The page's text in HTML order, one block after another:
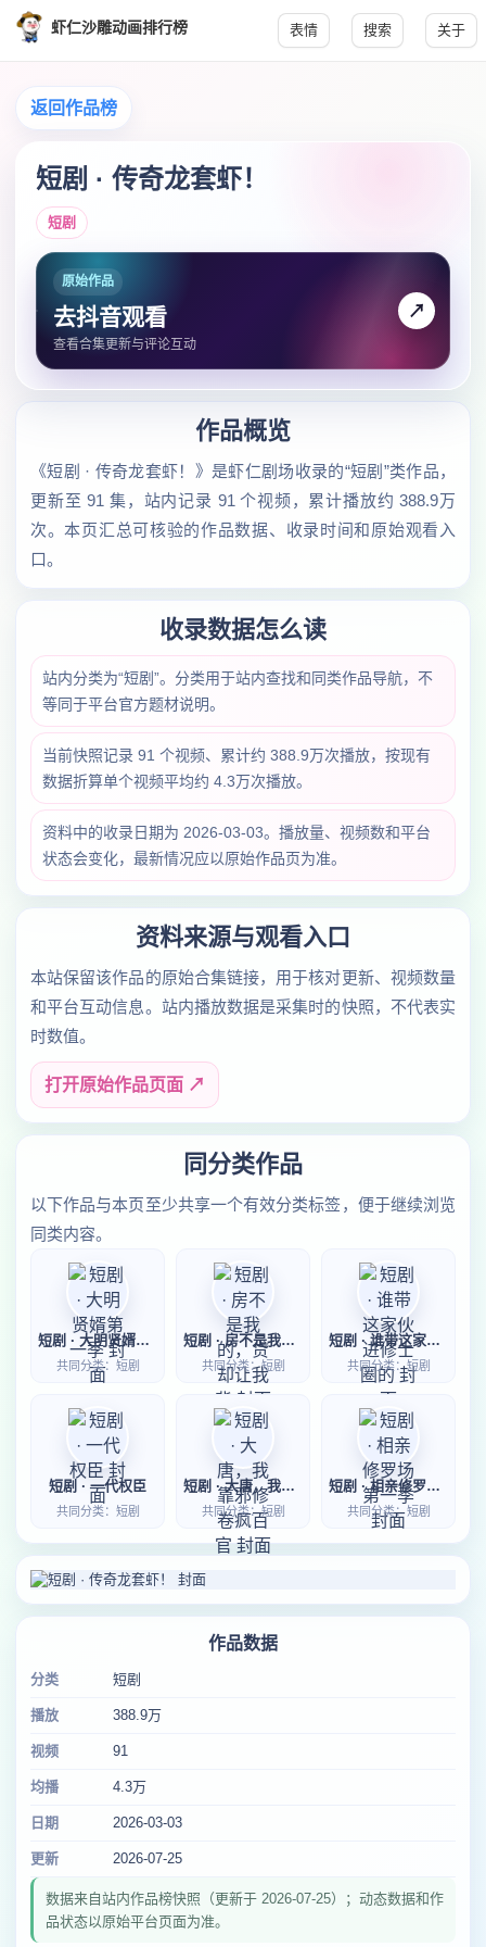
虾仁沙雕动画排行榜 表情 搜索 关于
返回作品榜
短剧 · 传奇龙套虾！
短剧
原始作品
去抖音观看
查看合集更新与评论互动
↗
作品概览
《短剧 · 传奇龙套虾！》是虾仁剧场收录的“短剧”类作品，
更新至 91 集，站内记录 91 个视频，累计播放约 388.9万
次。本页汇总可核验的作品数据、收录时间和原始观看入
口。
收录数据怎么读
站内分类为“短剧”。分类用于站内查找和同类作品导航，不
等同于平台官方题材说明。
当前快照记录 91 个视频、累计约 388.9万次播放，按现有
数据折算单个视频平均约 4.3万次播放。
资料中的收录日期为 2026-03-03。播放量、视频数和平台
状态会变化，最新情况应以原始作品页为准。
资料来源与观看入口
本站保留该作品的原始合集链接，用于核对更新、视频数量
和平台互动信息。站内播放数据是采集时的快照，不代表实
时数值。
打开原始作品页面 ↗
同分类作品
以下作品与本页至少共享一个有效分类标签，便于继续浏览
同类内容。
短剧 · 大明贤婿第一季
共同分类：短剧
短剧 · 房不是我的，贷却让我背
共同分类：短剧
短剧 · 谁带这家伙进修士圈的
共同分类：短剧
短剧 · 一代权臣
共同分类：短剧
短剧 · 大唐，我靠邪修卷疯百官
共同分类：短剧
短剧 · 相亲修罗场第一季
共同分类：短剧
作品数据
分类 短剧
播放 388.9万
视频 91
均播 4.3万
日期 2026-03-03
更新 2026-07-25
数据来自站内作品榜快照（更新于 2026-07-25）；动态数据和作
品状态以原始平台页面为准。